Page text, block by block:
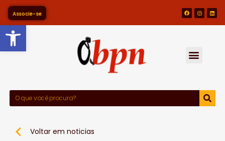
Barra de Ferramentas
Associe-se
Voltar em noticias